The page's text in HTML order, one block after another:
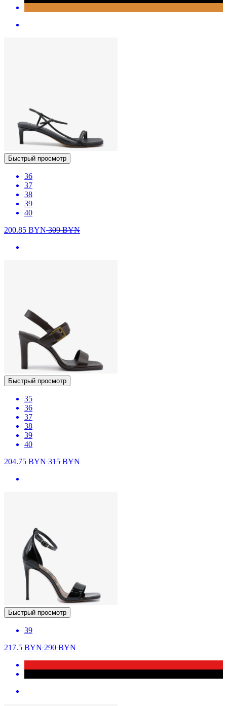
Быстрый просмотр
36
37
38
39
40
200.85 BYN309BYN
Быстрый просмотр
35
36
37
38
39
40
204.75 BYN315BYN
Быстрый просмотр
39
217.5 BYN290BYN